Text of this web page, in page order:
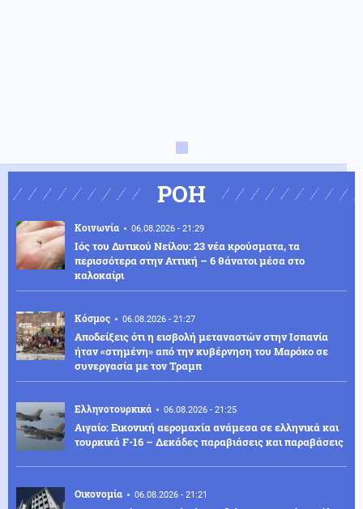
ΡΟΗ
Κοινωνία 06.08.2026 - 21:29
Ιός του Δυτικού Νείλου: 23 νέα κρούσματα, τα
περισσότερα στην Αττική – 6 θάνατοι μέσα στο
καλοκαίρι
Κόσμος 06.08.2026 - 21:27
Αποδείξεις ότι η εισβολή μεταναστών στην Ισπανία
ήταν «στημένη» από την κυβέρνηση του Μαρόκο σε
συνεργασία με τον Τραμπ
Ελληνοτουρκικά 06.08.2026 - 21:25
Αιγαίο: Εικονική αερομαχία ανάμεσα σε ελληνικά και
τουρκικά F-16 – Δεκάδες παραβιάσεις και παραβάσεις
Οικονομία 06.08.2026 - 21:21